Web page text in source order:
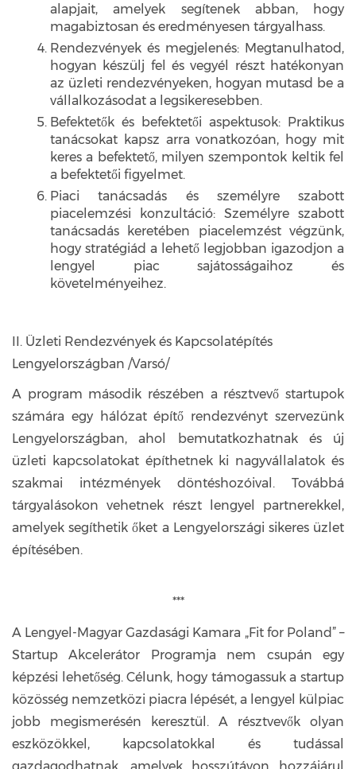
alapjait, amelyek segítenek abban, hogy
magabiztosan és eredményesen tárgyalhass.
Rendezvények és megjelenés: Megtanulhatod,
hogyan készülj fel és vegyél részt hatékonyan
az üzleti rendezvényeken, hogyan mutasd be a
vállalkozásodat a legsikeresebben.
Befektetők és befektetői aspektusok: Praktikus
tanácsokat kapsz arra vonatkozóan, hogy mit
keres a befektető, milyen szempontok keltik fel
a befektetői figyelmet.
Piaci tanácsadás és személyre szabott
piacelemzési konzultáció: Személyre szabott
tanácsadás keretében piacelemzést végzünk,
hogy stratégiád a lehető legjobban igazodjon a
lengyel piac sajátosságaihoz és
követelményeihez.
II. Üzleti Rendezvények és Kapcsolatépítés
Lengyelországban /Varsó/
A program második részében a résztvevő startupok
számára egy hálózat építő rendezvényt szervezünk
Lengyelországban, ahol bemutatkozhatnak és új
üzleti kapcsolatokat építhetnek ki nagyvállalatok és
szakmai intézmények döntéshozóival. Továbbá
tárgyalásokon vehetnek részt lengyel partnerekkel,
amelyek segíthetik őket a Lengyelországi sikeres üzlet
építésében.
***
A Lengyel-Magyar Gazdasági Kamara „Fit for Poland” –
Startup Akcelerátor Programja nem csupán egy
képzési lehetőség. Célunk, hogy támogassuk a startup
közösség nemzetközi piacra lépését, a lengyel külpiac
jobb megismerésén keresztül. A résztvevők olyan
eszközökkel, kapcsolatokkal és tudással
gazdagodhatnak, amelyek hosszútávon hozzájárul